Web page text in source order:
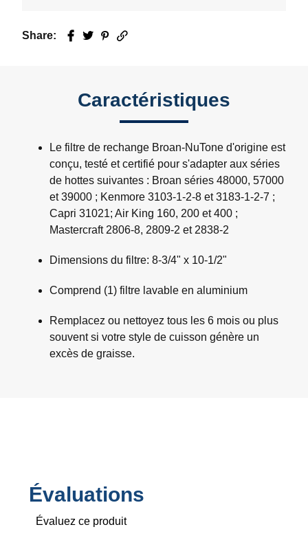
Share: Facebook
TwitterPinterest
Email
Caractéristiques
Le filtre de rechange Broan-NuTone d'origine est
conçu, testé et certifié pour s'adapter aux séries
de hottes suivantes : Broan séries 48000, 57000
et 39000 ; Kenmore 3103-1-2-8 et 3183-1-2-7 ;
Capri 31021; Air King 160, 200 et 400 ;
Mastercraft 2806-8, 2809-2 et 2838-2
Dimensions du filtre: 8-3/4" x 10-1/2"
Comprend (1) filtre lavable en aluminium
Remplacez ou nettoyez tous les 6 mois ou plus
souvent si votre style de cuisson génère un
excès de graisse.